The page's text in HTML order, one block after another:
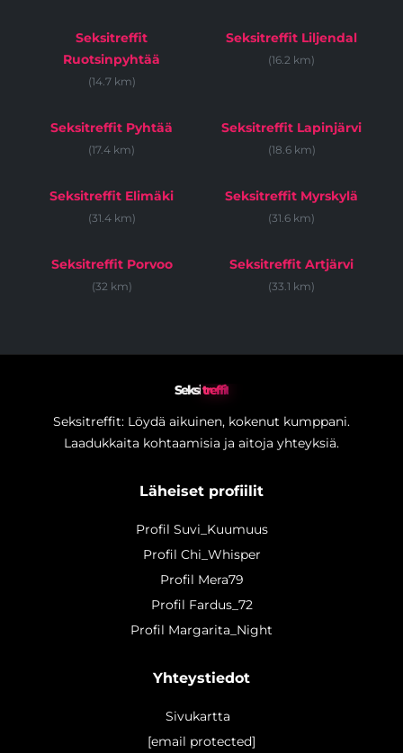
Seksitreffit
Ruotsinpyhtää
(14.7 km)
Seksitreffit Liljendal
(16.2 km)
Seksitreffit Pyhtää
(17.4 km)
Seksitreffit Lapinjärvi
(18.6 km)
Seksitreffit Elimäki
(31.4 km)
Seksitreffit Myrskylä
(31.6 km)
Seksitreffit Porvoo
(32 km)
Seksitreffit Artjärvi
(33.1 km)
Seksitreffit
Seksitreffit: Löydä aikuinen, kokenut kumppani.
Laadukkaita kohtaamisia ja aitoja yhteyksiä.
Läheiset profiilit
Profil Suvi_Kuumuus
Profil Chi_Whisper
Profil Mera79
Profil Fardus_72
Profil Margarita_Night
Yhteystiedot
Sivukartta
[email protected]